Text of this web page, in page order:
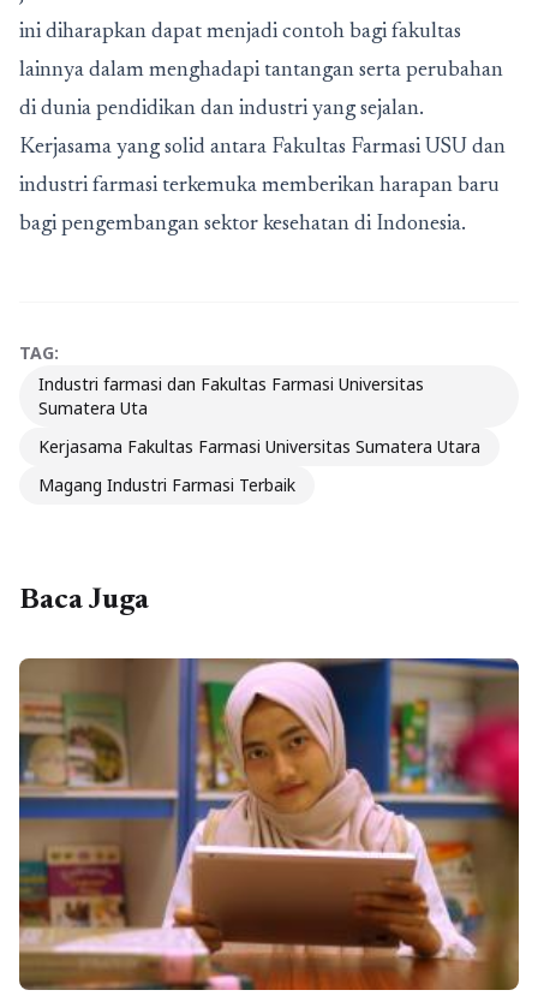
ini diharapkan dapat menjadi contoh bagi fakultas
lainnya dalam menghadapi tantangan serta perubahan
di dunia pendidikan dan industri yang sejalan.
Kerjasama yang solid antara Fakultas Farmasi USU dan
industri farmasi terkemuka memberikan harapan baru
bagi pengembangan sektor kesehatan di Indonesia.
TAG:
Industri farmasi dan Fakultas Farmasi Universitas
Sumatera Uta
Kerjasama Fakultas Farmasi Universitas Sumatera Utara
Magang Industri Farmasi Terbaik
Baca Juga